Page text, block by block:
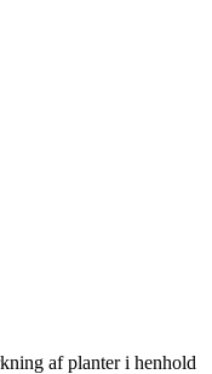
af planter i henhold